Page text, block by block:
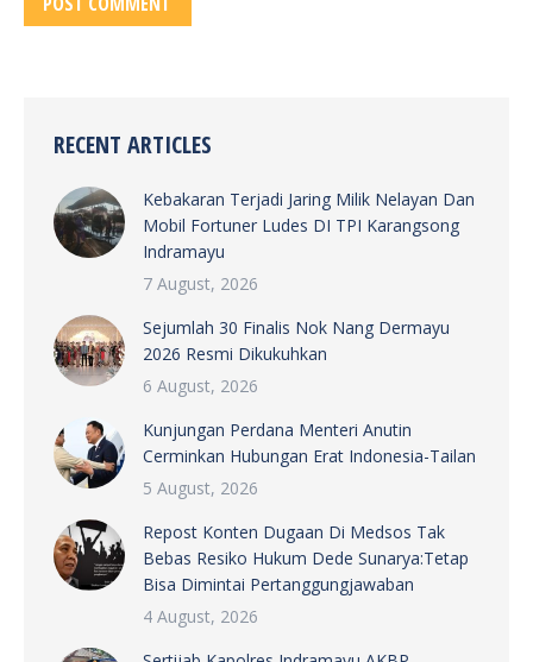
RECENT ARTICLES
Kebakaran Terjadi Jaring Milik Nelayan Dan
Mobil Fortuner Ludes DI TPI Karangsong
Indramayu
7 August, 2026
Sejumlah 30 Finalis Nok Nang Dermayu
2026 Resmi Dikukuhkan
6 August, 2026
Kunjungan Perdana Menteri Anutin
Cerminkan Hubungan Erat Indonesia-Tailan
5 August, 2026
Repost Konten Dugaan Di Medsos Tak
Bebas Resiko Hukum Dede Sunarya:Tetap
Bisa Dimintai Pertanggungjawaban
4 August, 2026